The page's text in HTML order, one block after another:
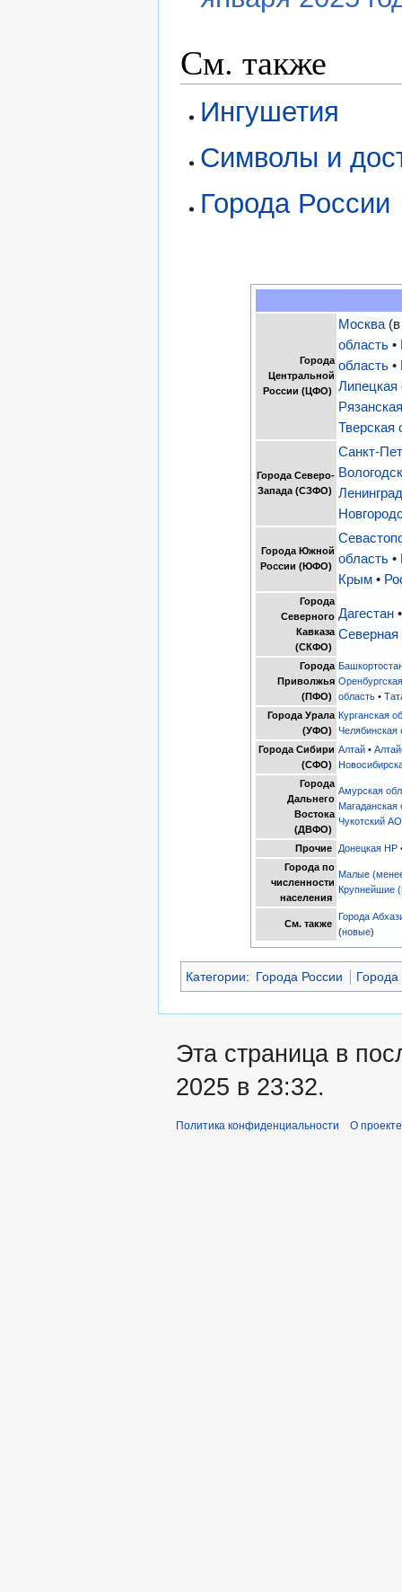
См. также
Ингушетия
Символы и
Города России
Города
Центральной
России (ЦФО)
Москва(в
область •
область •
Липецкая
Тверская
Города Северо-
Запада (СЗФО)
Санкт-
Города Южной
России (ЮФО)
область •
Крым •
Города
Северного
Кавказа
(СКФО)
Дагестан
Города
Приволжья
(ПФО)
область •
Города Урала
(УФО)
Курганская
Челябинская
Города Сибири
(СФО)
Алтай •
Города
Дальнего
Востока
(ДВФО)
Амурская
Магаданская
Чукотский АО
Прочие Донецкая НР
Города по
численности
населения
Малые
Крупнейшие
См. также
Города
(новые)
Категории: Города России
Эта страница в
2025 в 23:32.
Политика конфиденциальности О проекте